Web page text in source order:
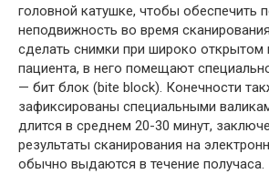
головной катушке, чтобы обеспечить
неподвижность во время
сделать снимки при широко открытом
пациента, в него помещают
— бит блок (bite block). Конечности
зафиксированы специальными
длится в среднем 20-30 минут,
результаты сканирования на
обычно выдаются в течение